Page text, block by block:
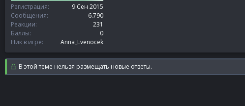
Регистрация
9 Сен 2015
Сообщения
6.790
Реакции
231
Баллы
0
Ник в игре
Anna_Lvenocek
В этой теме нельзя размещать новые ответы.